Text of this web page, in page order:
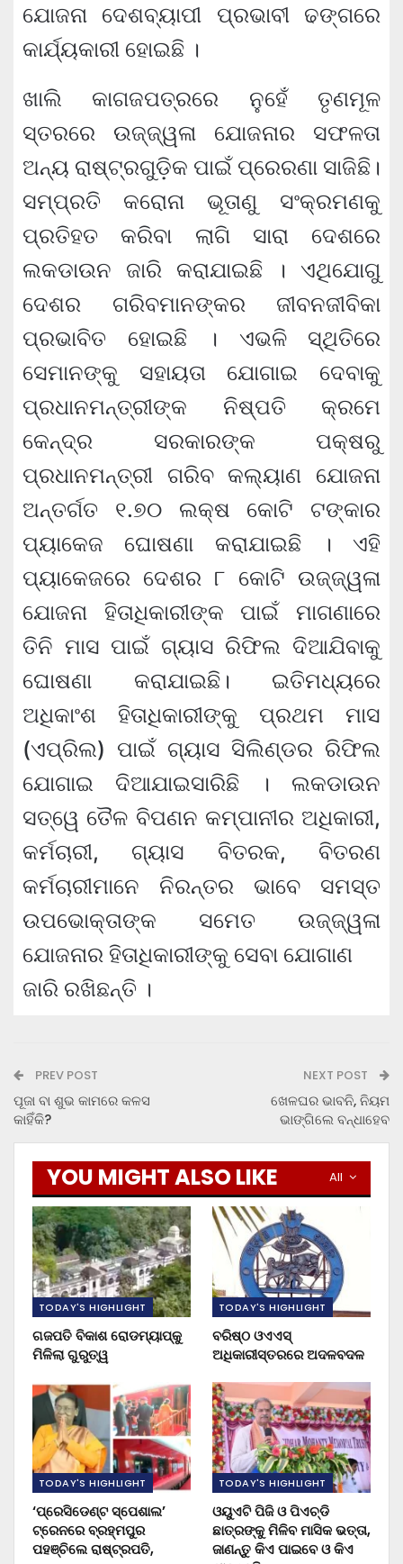
ଯୋଜନା ଦେଶବ୍ୟାପୀ ପ୍ରଭାବୀ ଢଙ୍ଗରେ
କାର୍ଯ୍ୟକାରୀ ହୋଇଛି ।
ଖାଲି କାଗଜପତ୍ରରେ ନୁହେଁ ତୃଣମୂଳ
ସ୍ତରରେ ଉଜ୍ଜ୍ୱଳା ଯୋଜନାର ସଫଳତା
ଅନ୍ୟ ରାଷ୍ଟ୍ରଗୁଡ଼ିକ ପାଇଁ ପ୍ରେରଣା ସାଜିଛି।
ସମ୍ପ୍ରତି କରୋନା ଭୂତାଣୁ ସଂକ୍ରମଣକୁ
ପ୍ରତିହତ କରିବା ଲାଗି ସାରା ଦେଶରେ
ଲକଡାଉନ ଜାରି କରାଯାଇଛି । ଏଥିଯୋଗୁ
ଦେଶର ଗରିବମାନଙ୍କର ଜୀବନଜୀବିକା
ପ୍ରଭାବିତ ହୋଇଛି । ଏଭଳି ସ୍ଥିତିରେ
ସେମାନଙ୍କୁ ସହାୟତା ଯୋଗାଇ ଦେବାକୁ
ପ୍ରଧାନମନ୍ତ୍ରୀଙ୍କ ନିଷ୍ପତି କ୍ରମେ
କେନ୍ଦ୍ର ସରକାରଙ୍କ ପକ୍ଷରୁ
ପ୍ରଧାନମନ୍ତ୍ରୀ ଗରିବ କଲ୍ୟାଣ ଯୋଜନା
ଅନ୍ତର୍ଗତ ୧.୭୦ ଲକ୍ଷ କୋଟି ଟଙ୍କାର
ପ୍ୟାକେଜ ଘୋଷଣା କରାଯାଇଛି । ଏହି
ପ୍ୟାକେଜରେ ଦେଶର ୮ କୋଟି ଉଜ୍ଜ୍ୱଳା
ଯୋଜନା ହିତାଧିକାରୀଙ୍କ ପାଇଁ ମାଗଣାରେ
ତିନି ମାସ ପାଇଁ ଗ୍ୟାସ ରିଫିଲ ଦିଆଯିବାକୁ
ଘୋଷଣା କରାଯାଇଛି। ଇତିମଧ୍ୟରେ
ଅଧିକାଂଶ ହିତାଧିକାରୀଙ୍କୁ ପ୍ରଥମ ମାସ
(ଏପ୍ରିଲ) ପାଇଁ ଗ୍ୟାସ ସିଲିଣ୍ଡର ରିଫିଲ
ଯୋଗାଇ ଦିଆଯାଇସାରିଛି । ଲକଡାଉନ
ସତ୍ୱେ ତୈଳ ବିପଣନ କମ୍ପାନୀର ଅଧିକାରୀ,
କର୍ମଚାରୀ, ଗ୍ୟାସ ବିତରକ, ବିତରଣ
କର୍ମଚାରୀମାନେ ନିରନ୍ତର ଭାବେ ସମସ୍ତ
ଉପଭୋକ୍ତାଙ୍କ ସମେତ ଉଜ୍ଜ୍ୱଳା
ଯୋଜନାର ହିତାଧିକାରୀଙ୍କୁ ସେବା ଯୋଗାଣ
ଜାରି ରଖିଛନ୍ତି ।
PREV POST
ପୂଜା ବା ଶୁଭ କାମରେ କଳସ
କାହିଁକି?
NEXT POST
ଖେଳଘର ଭାବନି, ନିୟମ
ଭାଙ୍ଗିଲେ ବନ୍ଧାହେବ
All
YOU MIGHT ALSO LIKE
TODAY'S HIGHLIGHT
ଗଜପତି ବିକାଶ ରୋଡମ୍ୟାପ୍‌କୁ
ମିଳିଲା ଗୁରୁତ୍ୱ
TODAY'S HIGHLIGHT
ବରିଷ୍ଠ ଓଏଏସ୍‌
ଅଧିକାରୀସ୍ତରରେ ଅଦଳବଦଳ
TODAY'S HIGHLIGHT
‘ପ୍ରେସିଡେଣ୍ଟ ସ୍ପେଶାଲ’
ଟ୍ରେନରେ ବ୍ରହ୍ମପୁର
ପହଞ୍ଚିଲେ ରାଷ୍ଟ୍ରପତି,
TODAY'S HIGHLIGHT
ଓୟୁଏଟି ପିଜି ଓ ପିଏଚ୍‌ଡି
ଛାତ୍ରଙ୍କୁ ମିଳିବ ମାସିକ ଭତ୍ତା,
ଜାଣନ୍ତୁ କିଏ ପାଇବେ ଓ କିଏ